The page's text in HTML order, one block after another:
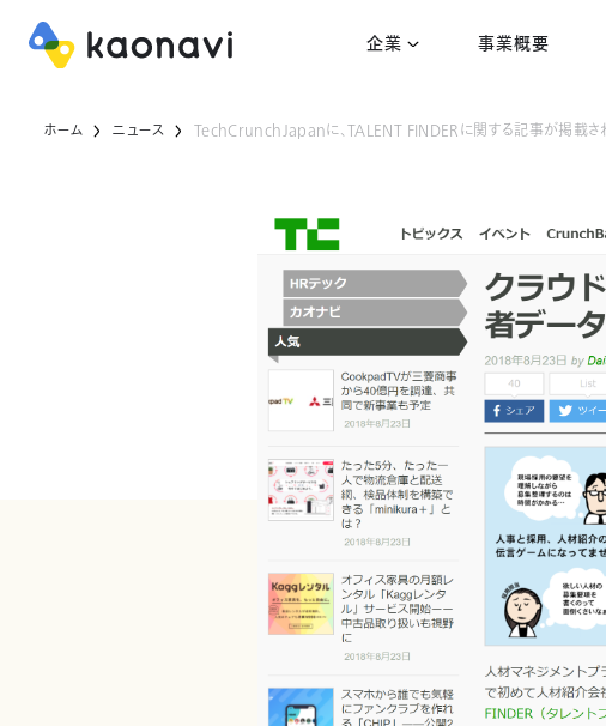
企業 事業概要
ホーム ニュース TechCrunchJapanに、TALENT FINDERに関する記事が掲載さ